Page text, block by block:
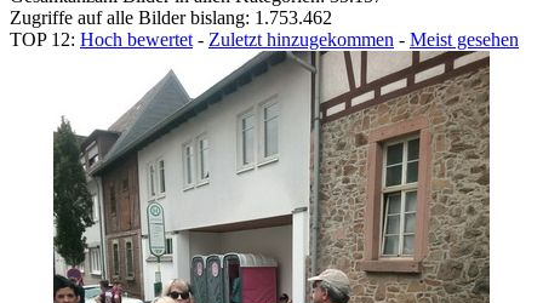
Zugriffe auf alle Bilder bislang: 1.753.462
TOP 12: Hoch bewertet - Zuletzt hinzugekommen - Meist gesehen